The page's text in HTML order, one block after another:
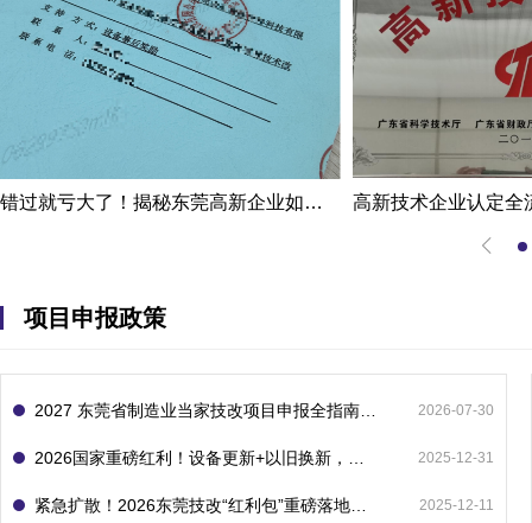
错过就亏大了！揭秘东莞高新企业如何轻松拿下省级技术改造项目300万补贴
项目申报政策
2026-07-30
2025-12-31
2025-12-11